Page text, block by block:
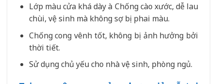
Lớp màu cửa khá dày à Chống cào xước, dễ lau
chùi, vệ sinh mà không sợ bị phai màu.
Chống cong vênh tốt, không bị ảnh hưởng bởi
thời tiết.
Sử dụng chủ yếu cho nhà vệ sinh, phòng ngủ.